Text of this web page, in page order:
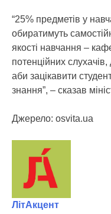
“25% предметів у
обиратимуть
якості навчання –
потенційних
аби зацікавити
знання”, – сказав
Джерело: osvita.ua
ЛітАкцент